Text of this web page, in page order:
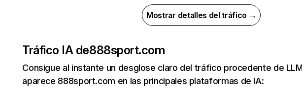
Mostrar detalles del tráfico →
Tráfico IA de888sport.com
Consigue al instante un desglose claro del tráfico procedente de
aparece 888sport.com en las principales plataformas de IA: